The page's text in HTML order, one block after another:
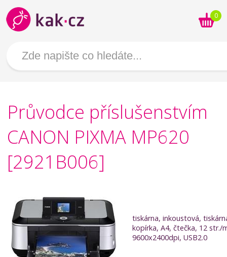
0
Průvodce příslušenstvím
CANON PIXMA MP620
[2921B006]
tiskárna, inkoustová,
kopírka, A4, čtečka, 12 str./
9600x2400dpi, USB2.0